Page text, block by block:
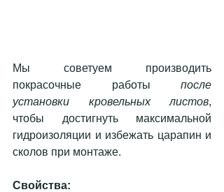
Мы советуем производить
покрасочные работы после
установки кровельных листов,
чтобы достигнуть максимальной
гидроизоляции и избежать царапин и
сколов при монтаже.
Свойства: